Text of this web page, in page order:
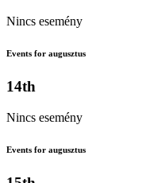
Nincs esemény
Events for augusztus
14th
Nincs esemény
Events for augusztus